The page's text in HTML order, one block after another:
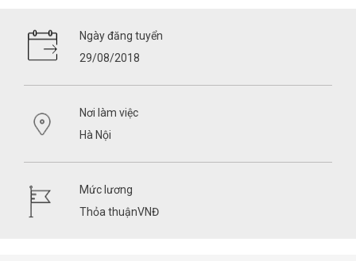
Ngày đăng tuyển
29/08/2018
Nơi làm việc
Hà Nội
Mức lương
Thỏa thuậnVNĐ